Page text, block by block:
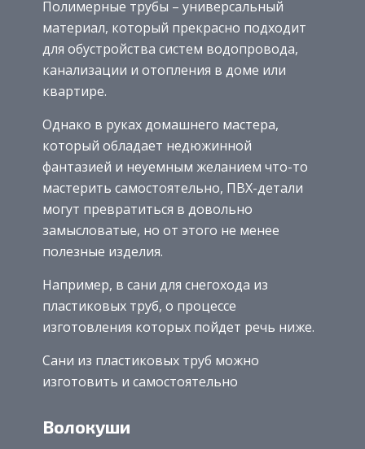
Полимерные трубы – универсальный
материал, который прекрасно подходит
для обустройства систем водопровода,
канализации и отопления в доме или
квартире.
Однако в руках домашнего мастера,
который обладает недюжинной
фантазией и неуемным желанием что-то
мастерить самостоятельно, ПВХ-детали
могут превратиться в довольно
замысловатые, но от этого не менее
полезные изделия.
Например, в сани для снегохода из
пластиковых труб, о процессе
изготовления которых пойдет речь ниже.
Сани из пластиковых труб можно
изготовить и самостоятельно
Волокуши